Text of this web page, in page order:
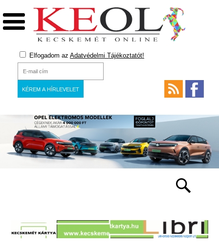
Elfogadom az Adatvédelmi Tájékoztatót!